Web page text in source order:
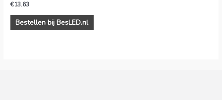
€13.63
Bestellen bij BesLED.nl